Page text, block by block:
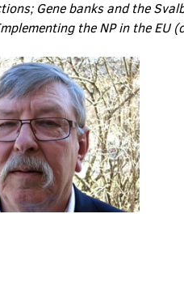
Gene banks and the
the NP in the EU